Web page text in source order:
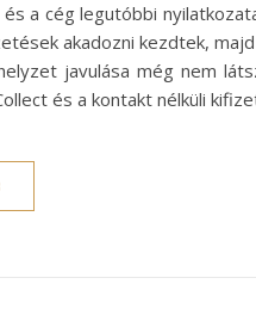
a cég legutóbbi
akadozni kezdtek,
javulása még nem
és a kontakt nélküli